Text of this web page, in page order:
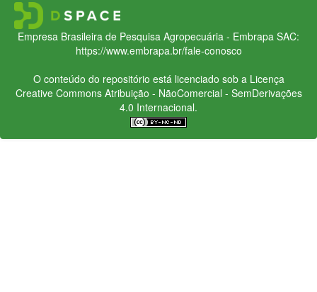
Empresa Brasileira de Pesquisa Agropecuária - Embrapa SAC:
https://www.embrapa.br/fale-conosco
O conteúdo do repositório está licenciado sob a Licença
Creative CommonsAtribuição - NãoComercial - SemDerivações
4.0 Internacional.